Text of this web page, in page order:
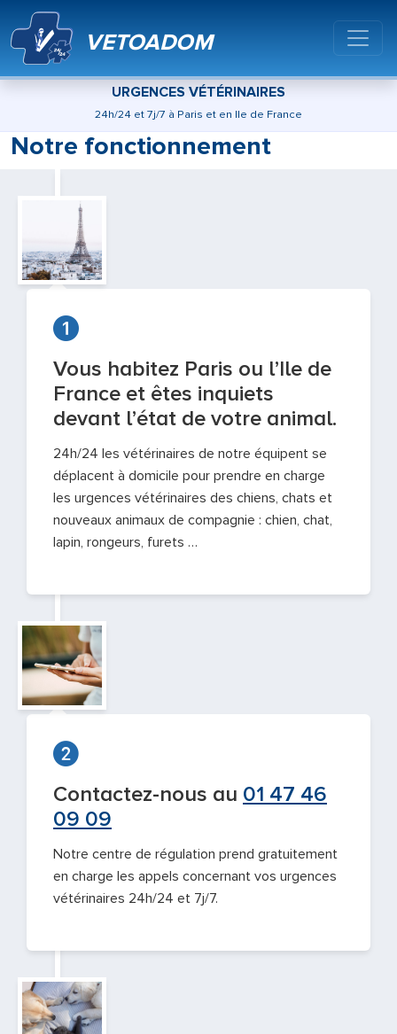
VETOADOM
URGENCES VÉTÉRINAIRES
24h/24 et 7j/7 à Paris et en Ile de France
Notre fonctionnement
Vous habitez Paris ou l’Ile de
France et êtes inquiets
devant l’état de votre animal.
24h/24 les vétérinaires de notre équipent se
déplacent à domicile pour prendre en charge
les urgences vétérinaires des chiens, chats et
nouveaux animaux de compagnie : chien, chat,
lapin, rongeurs, furets …
Contactez-nous au 01 47 46
09 09
Notre centre de régulation prend gratuitement
en charge les appels concernant vos urgences
vétérinaires 24h/24 et 7j/7.